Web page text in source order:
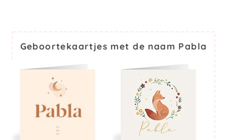
Geboortekaartjes met de naam Pabla